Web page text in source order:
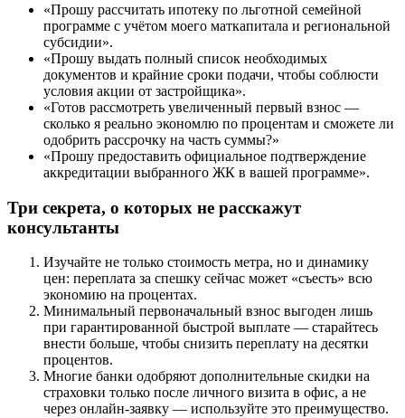
«Прошу рассчитать ипотеку по льготной семейной
программе с учётом моего маткапитала и региональной
субсидии».
«Прошу выдать полный список необходимых
документов и крайние сроки подачи, чтобы соблюсти
условия акции от застройщика».
«Готов рассмотреть увеличенный первый взнос —
сколько я реально экономлю по процентам и сможете ли
одобрить рассрочку на часть суммы?»
«Прошу предоставить официальное подтверждение
аккредитации выбранного ЖК в вашей программе».
Три секрета, о которых не расскажут
консультанты
Изучайте не только стоимость метра, но и динамику
цен: переплата за спешку сейчас может «съесть» всю
экономию на процентах.
Минимальный первоначальный взнос выгоден лишь
при гарантированной быстрой выплате — старайтесь
внести больше, чтобы снизить переплату на десятки
процентов.
Многие банки одобряют дополнительные скидки на
страховки только после личного визита в офис, а не
через онлайн-заявку — используйте это преимущество.